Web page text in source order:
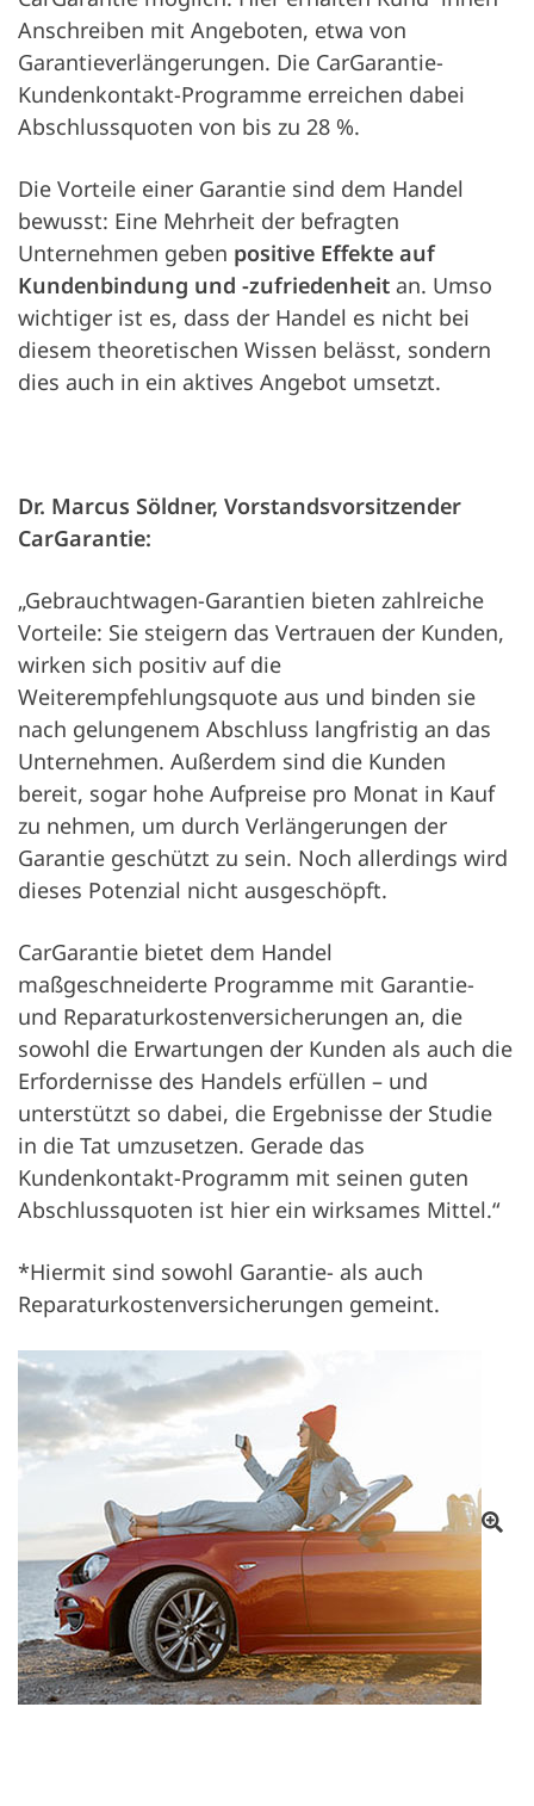
Anschreiben mit Angeboten, etwa von
Garantieverlängerungen. Die CarGarantie-
Kundenkontakt-Programme erreichen dabei
Abschlussquoten von bis zu 28 %.
Die Vorteile einer Garantie sind dem Handel
bewusst: Eine Mehrheit der befragten
Unternehmen geben positive Effekte auf
Kundenbindung und -zufriedenheit an. Umso
wichtiger ist es, dass der Handel es nicht bei
diesem theoretischen Wissen belässt, sondern
dies auch in ein aktives Angebot umsetzt.
Dr. Marcus Söldner, Vorstandsvorsitzender
CarGarantie:
„Gebrauchtwagen-Garantien bieten zahlreiche
Vorteile: Sie steigern das Vertrauen der Kunden,
wirken sich positiv auf die
Weiterempfehlungsquote aus und binden sie
nach gelungenem Abschluss langfristig an das
Unternehmen. Außerdem sind die Kunden
bereit, sogar hohe Aufpreise pro Monat in Kauf
zu nehmen, um durch Verlängerungen der
Garantie geschützt zu sein. Noch allerdings wird
dieses Potenzial nicht ausgeschöpft.
CarGarantie bietet dem Handel
maßgeschneiderte Programme mit Garantie-
und Reparaturkostenversicherungen an, die
sowohl die Erwartungen der Kunden als auch die
Erfordernisse des Handels erfüllen – und
unterstützt so dabei, die Ergebnisse der Studie
in die Tat umzusetzen. Gerade das
Kundenkontakt-Programm mit seinen guten
Abschlussquoten ist hier ein wirksames Mittel.“
*Hiermit sind sowohl Garantie- als auch
Reparaturkostenversicherungen gemeint.